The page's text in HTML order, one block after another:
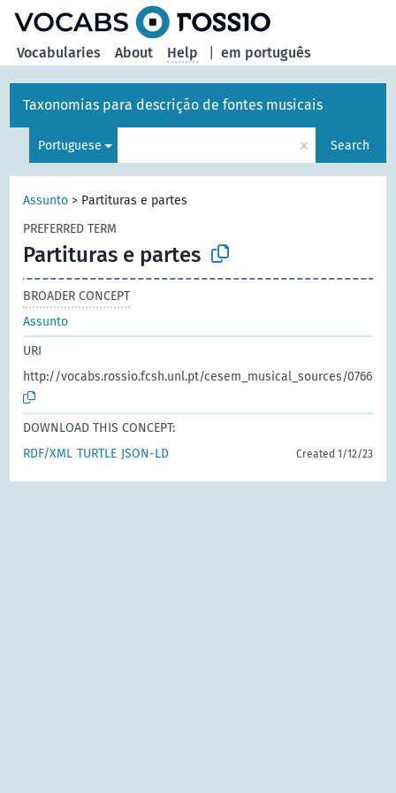
em português
Vocabularies About Help
Taxonomias para descrição de fontes musicais
Portuguese × Search
Assunto > Partituras e partes
PREFERRED TERM
Partituras e partes
BROADER CONCEPT
Assunto
URI
http://vocabs.rossio.fcsh.unl.pt/cesem_musical_sources/0766
DOWNLOAD THIS CONCEPT:
RDF/XML TURTLE JSON-LD Created 1/12/23